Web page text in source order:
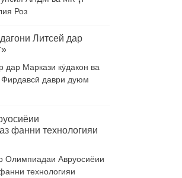
Роз
Литсей дар
дар Маркази кӯдакон ва
Фирдавсӣ даври дуюм
фанни технологияи
Олимпиадаи Авруосиёии
технологияи